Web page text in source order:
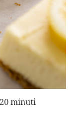
20 minuti